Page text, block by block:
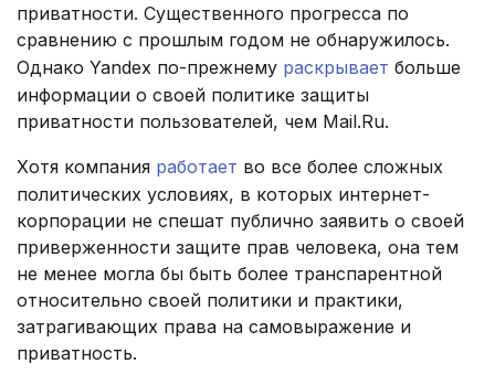
приватности. Существенного прогресса по
сравнению с прошлым годом не обнаружилось.
Однако Yandex по-прежнему раскрывает больше
информации о своей политике защиты
приватности пользователей, чем Mаіl.Ru.
Хотя компания работает во все более сложных
политических условиях, в которых интернет-
корпорации не спешат публично заявить о своей
приверженности защите прав человека, она тем
не менее могла бы быть более транспарентной
относительно своей политики и практики,
затрагивающих права на самовыражение и
приватность.